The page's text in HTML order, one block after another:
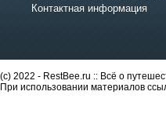
Контактная информация
(c) 2022 - RestBee.ru :: Всё о
При использовании материалов